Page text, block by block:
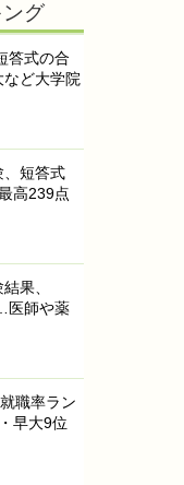
グ
答式の合
ど大学院
、短答式
高239点
果、
医師や薬
職率ラン
早大9位